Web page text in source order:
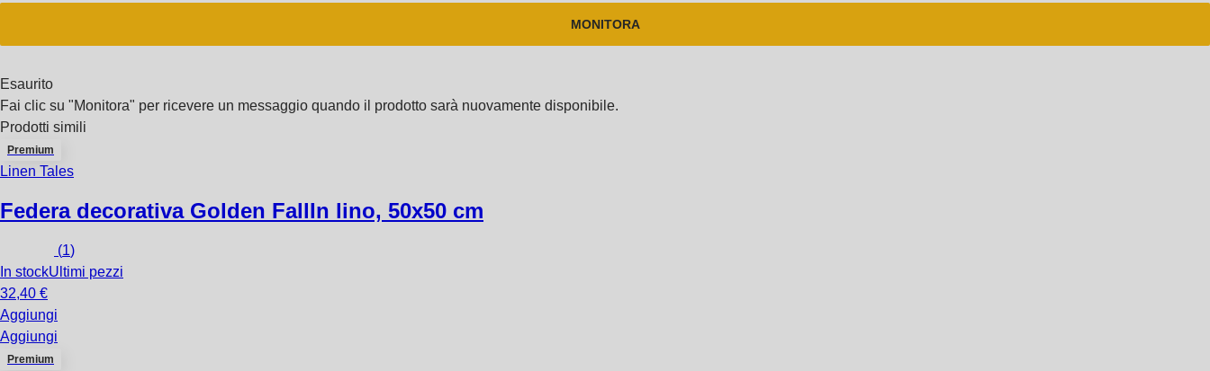
MONITORA
Esaurito
Fai clic su "Monitora" per ricevere un messaggio quando il prodotto sarà nuovamente disponibile.
Prodotti simili
Premium
Linen Tales
Federa decorativa Golden FallIn lino, 50x50 cm
(1)
In stockUltimi pezzi
32,40 €
Aggiungi
Aggiungi
Premium